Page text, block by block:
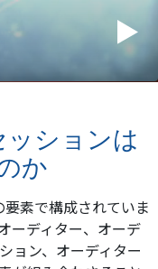
ションは
か
素で構成されていま
ーディター、オーデ
ョン、オーディター